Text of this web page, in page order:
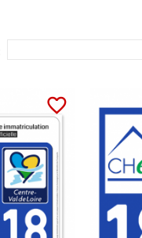
favorite_border